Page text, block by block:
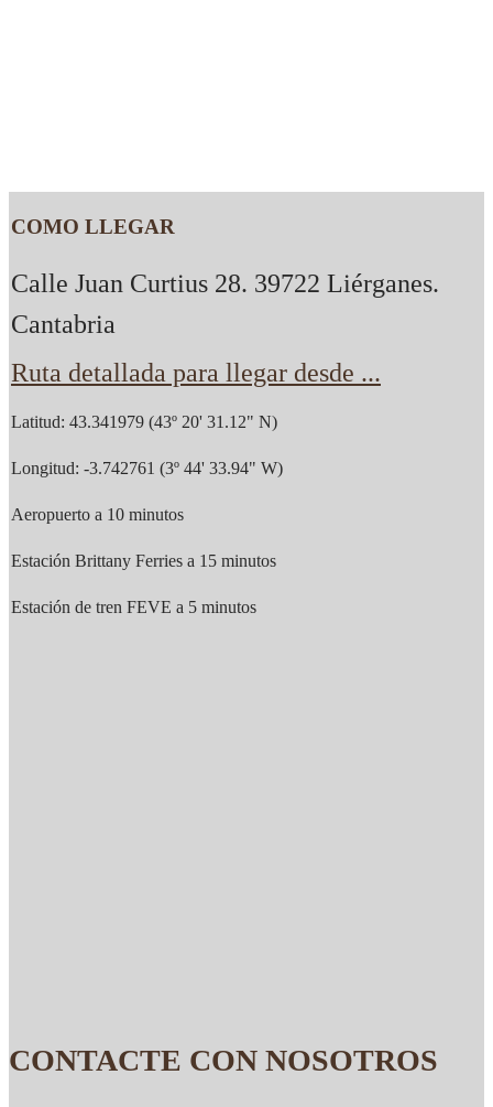
COMO LLEGAR
Calle Juan Curtius 28. 39722 Liérganes.
Cantabria
Ruta detallada para llegar desde ...
Latitud: 43.341979 (43º 20' 31.12" N)
Longitud: -3.742761 (3º 44' 33.94" W)
Aeropuerto a 10 minutos
Estación Brittany Ferries a 15 minutos
Estación de tren FEVE a 5 minutos
CONTACTE CON NOSOTROS